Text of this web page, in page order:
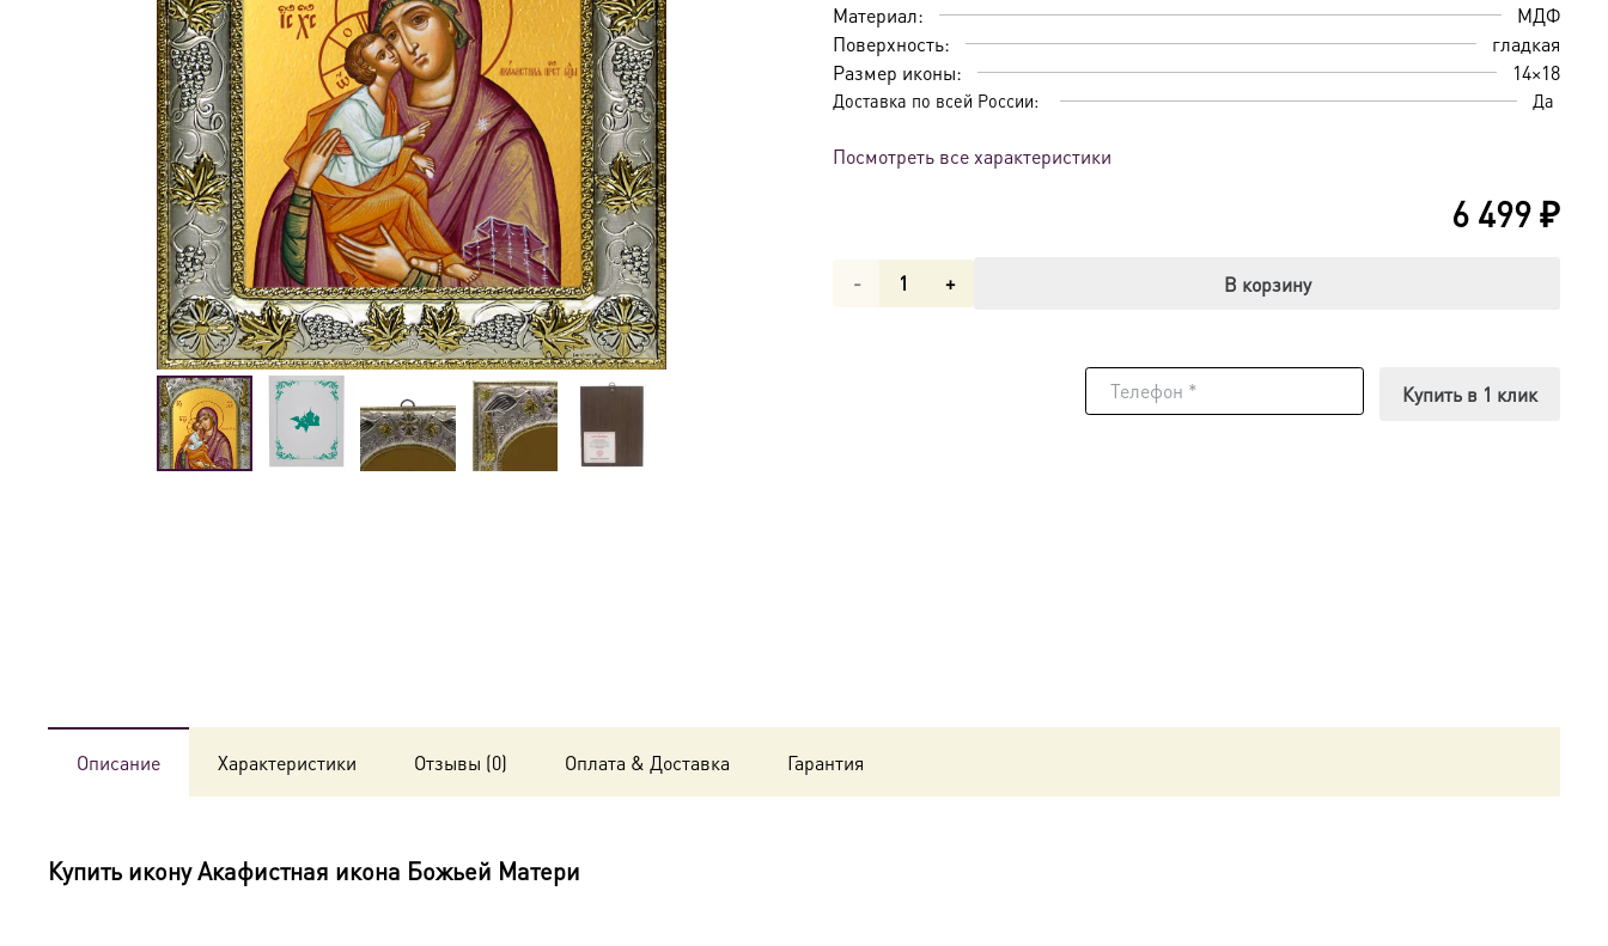
Материал:
МДФ
Поверхность:
гладкая
Размер иконы:
14×18
Доставка по всей России: Да
Посмотреть все характеристики
6 499₽
Количество
6284
В корзину
Купить в 1 клик
Описание Характеристики Отзывы (0) Оплата & Доставка Гарантия
Купить иконуАкафистная икона Божьей Матери